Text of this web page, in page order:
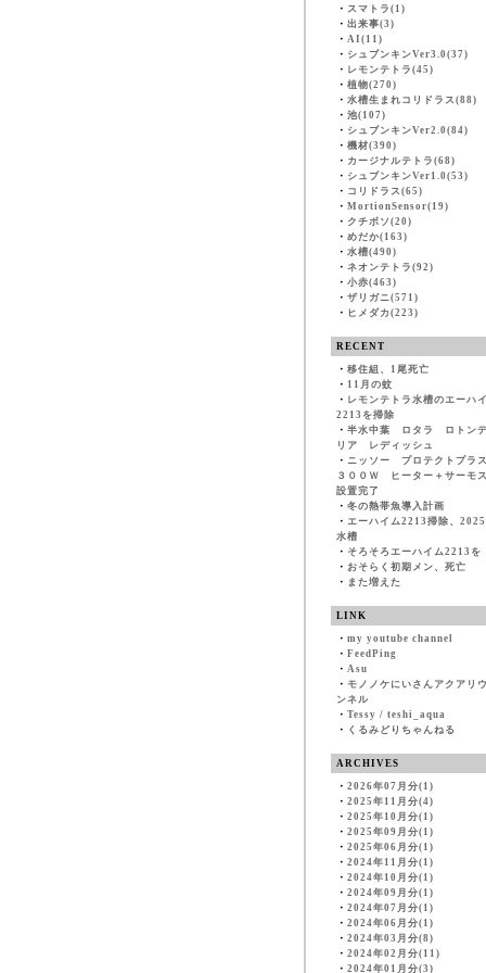
・ スマトラ(1)
・ 出来事(3)
・ AI(11)
・ シュブンキンVer3.0(37)
・ レモンテトラ(45)
・ 植物(270)
・ 水槽生まれコリドラス(88)
・ 池(107)
・ シュブンキンVer2.0(84)
・ 機材(390)
・ カージナルテトラ(68)
・ シュブンキンVer1.0(53)
・ コリドラス(65)
・ MortionSensor(19)
・ クチボソ(20)
・ めだか(163)
・ 水槽(490)
・ ネオンテトラ(92)
・ 小赤(463)
・ ザリガニ(571)
・ ヒメダカ(223)
RECENT
・ 移住組、1尾死亡
・ 11月の蚊
・ レモンテトラ水槽のエーハ
2213を掃除
・ 半水中葉 ロタラ ロトンデ
リア レディッシュ
・ ニッソー プロテクトプラ
３００Ｗ ヒーター＋サーモ
設置完了
・ 冬の熱帯魚導入計画
・ エーハイム2213掃除、
水槽
・ そろそろエーハイム2213を
・ おそらく初期メン、死亡
・ また増えた
LINK
・ my youtube channel
・ FeedPing
・ Asu
・ モノノケにいさんアクアリ
ンネル
・ Tessy / teshi_aqua
・ くるみどりちゃんねる
ARCHIVES
・ 2026年07月分(1)
・ 2025年11月分(4)
・ 2025年10月分(1)
・ 2025年09月分(1)
・ 2025年06月分(1)
・ 2024年11月分(1)
・ 2024年10月分(1)
・ 2024年09月分(1)
・ 2024年07月分(1)
・ 2024年06月分(1)
・ 2024年03月分(8)
・ 2024年02月分(11)
・ 2024年01月分(3)